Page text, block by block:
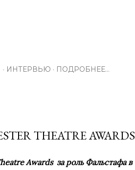
ИНТЕРВЬЮ ПОДРОБНЕЕ…
THEATRE AWARDS
Awards за роль Фальстафа в